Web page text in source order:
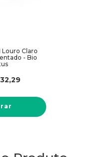
Louro Claro
- Bio
32,29